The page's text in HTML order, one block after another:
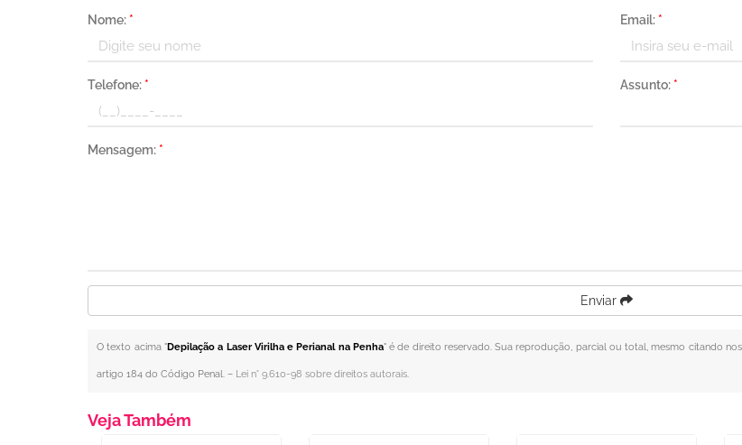
Nome: * Email: *
Telefone: * Assunto: *
Mensagem: *
Enviar
O texto acima "Depilação a Laser Virilha e Perianal na Penha" é de direito reservado. Sua reprodução, parcial ou total, mesmo citando
artigo 184 do Código Penal. – Lei n° 9.610-98 sobre direitos autorais.
Veja Também